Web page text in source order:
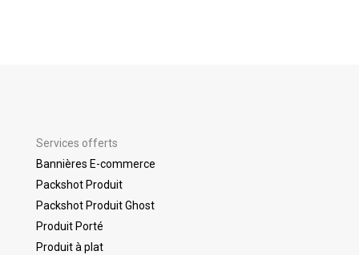
Services offerts
Bannières E-commerce
Packshot Produit
Packshot Produit Ghost
Produit Porté
Produit à plat